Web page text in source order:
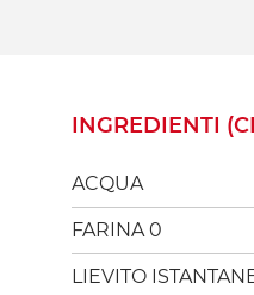
INGREDIENTI
ACQUA
FARINA 0
LIEVITO